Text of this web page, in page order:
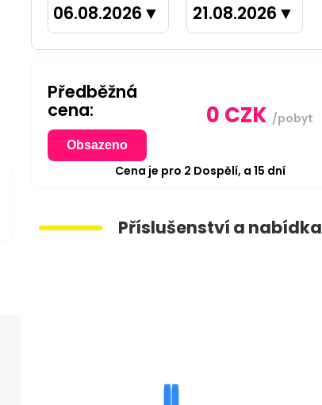
06.08.2026 ▼ 21.08.2026 ▼
Předběžná
cena:
Obsazeno
0 CZK /pobyt
Cena je pro 2 Dospělí, a15 dní
Příslušenství a nabídka